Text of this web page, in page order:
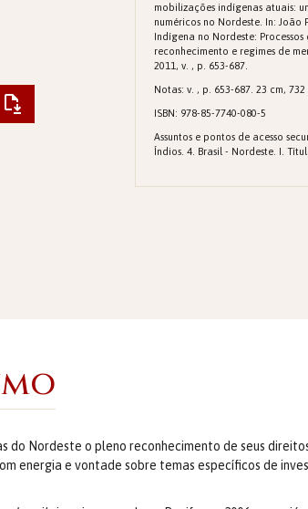
mobilizações indígenas atuais:
numéricos no Nordeste. In: João
Indígena no Nordeste:
reconhecimento e regimes de
2011, v. , p. 653-687.
Notas: v. , p. 653-687. 23 cm, 732
ISBN: 978-85-7740-080-5
Assuntos e pontos de acesso
Índios. 4. Brasil - Nordeste. I.
do Nordeste o pleno reconhecimento de seus
energia e vontade sobre temas específicos de